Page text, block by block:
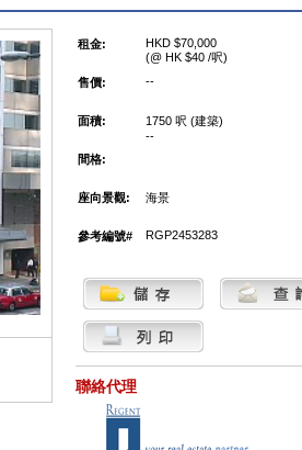
租金:
HKD $70,000
(@ HK $40 /呎)
售價:
--
面積:
1750 呎 (建築)
--
間格:
座向景觀: 海景
參考編號# RGP2453283
聯絡代理